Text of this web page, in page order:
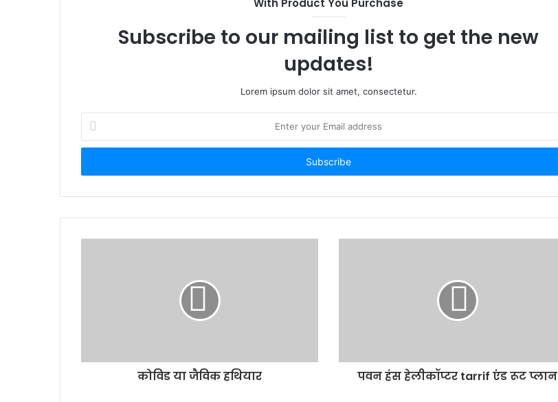
With Product You Purchase
Subscribe to our mailing list to get the new
updates!
Lorem ipsum dolor sit amet, consectetur.
your
Email
कोविड या जैविक हथियार पवन हंस हेलीकॉप्टर tarrif एंड रूट प्लान